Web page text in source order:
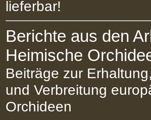
lieferbar!
Berichte aus den
Heimische
Beiträge zur
und Verbreitung
Orchideen